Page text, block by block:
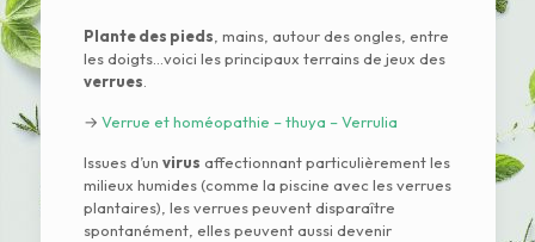
Plante des pieds , mains, autour des ongles, entre
les doigts…voici les principaux terrains de jeux des
verrues
→ Verrue et homéopathie – thuya – Verrulia
Issues d’un virus affectionnant particulièrement les
milieux humides (comme la piscine avec les verrues
plantaires), les verrues peuvent disparaître
spontanément, elles peuvent aussi devenir